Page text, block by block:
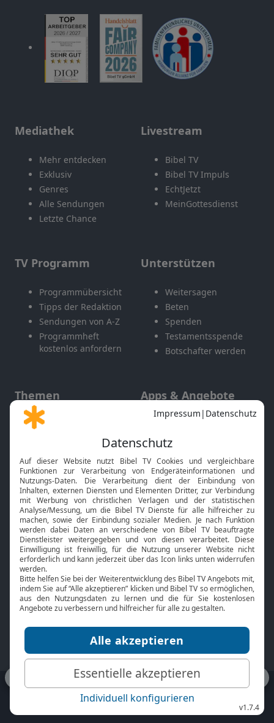
Mediathek
Mehr entdecken
Exklusiv
Genres
Alle Sendungen
Letzte Chance
Livestream
Bibel TV
Bibel TV Impuls
EchtJetzt
MeinGottesdienst
TV Programm
Programmübersicht
Tipps der Redaktion
Sendungen von A-Z
Programmheft
kostenlos anfordern
Unterstützen
Weitersagen
Beten
Spenden
Testamentsspende
Botschafter werden
Themen
Gott und Bibel erklärt
Neuigkeiten
Apps & Angebote
Mobile App
Smart TV
HbbTV
Bibelthek Online-Bibel
Nächster Gottesdienst
Bibel TV
Über uns
Jobs
Mediadaten
Service
Kontakt
TV-Empfang
bibeltv.de: Impressum
Datenschutz
Nutzungsbedingungen
Fakten Bibel TV App